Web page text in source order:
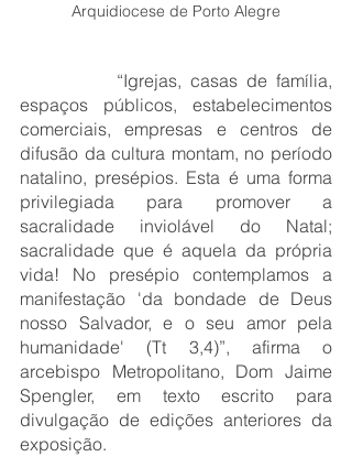
Arquidiocese de Porto Alegre
espaços públicos, estabelecimentos
comerciais, empresas e centros de
difusão da cultura montam, no período
natalino, presépios. Esta é uma forma
privilegiada para promover a
sacralidade inviolável do Natal;
sacralidade que é aquela da própria
vida! No presépio contemplamos a
manifestação 'da bondade de Deus
nosso Salvador, e o seu amor pela
humanidade' (Tt 3,4)”, afirma o
arcebispo Metropolitano, Dom Jaime
Spengler, em texto escrito para
divulgação de edições anteriores da
exposição.